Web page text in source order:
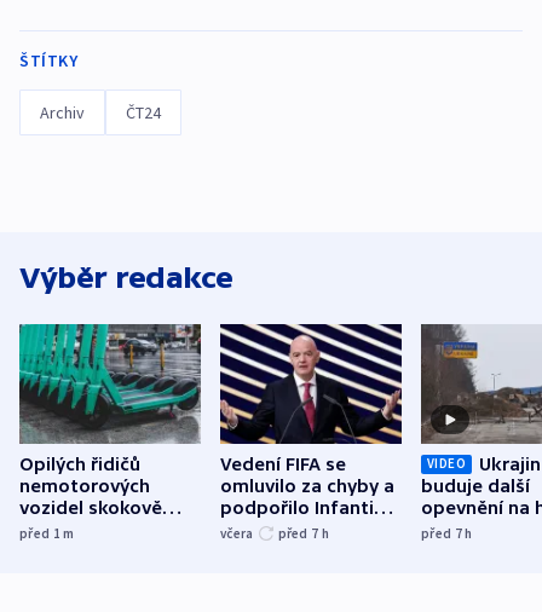
ŠTÍTKY
Archiv ČT24
Výběr redakce
Opilých řidičů
nemotorových
vozidel skokově
přibylo, nejvíc ve
před 1m
Vedení FIFA se
omluvilo za chyby a
podpořilo Infantina.
UEFA trvá na
včera před 7 h
VIDEO
buduje další
opevnění na
s Běloruskem
před 7h